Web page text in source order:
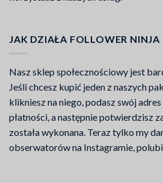
JAK DZIAŁA FOLLOWER NINJA
Nasz sklep społecznościowy jest
Jeśli chcesz kupić jeden z naszych
klikniesz na niego, podasz swój
płatności, a następnie potwierdzisz
została wykonana. Teraz tylko my
obserwatorów na Instagramie,